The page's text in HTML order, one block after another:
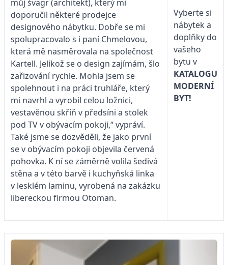
můj švagr (architekt), který mi
doporučil některé prodejce
designového nábytku. Dobře se mi
spolupracovalo s i paní Chmelovou,
která mě nasměrovala na společnost
Kartell. Jelikož se o design zajímám, šlo
zařizování rychle. Mohla jsem se
spolehnout i na práci truhláře, který
mi navrhl a vyrobil celou ložnici,
vestavěnou skříň v předsíni a stolek
pod TV v obývacím pokoji,“ vypráví.
Také jsme se dozvěděli, že jako první
se v obývacím pokoji objevila červená
pohovka. K ní se záměrně volila šedivá
stěna a v této barvě i kuchyňská linka
v lesklém laminu, vyrobená na zakázku
libereckou firmou Otoman.
Vyberte si
nábytek a
doplňky do
vašeho
bytu v
KATALOGU
MODERNÍ
BYT!